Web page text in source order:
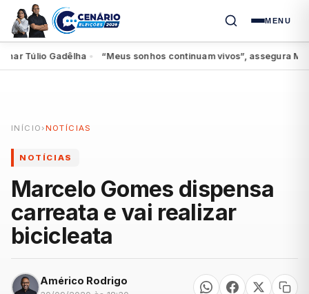
MENU
Túlio Gadêlha● “Meus sonhos continuam vivos”, assegura
INÍCIO › NOTÍCIAS
NOTÍCIAS
Marcelo Gomes dispensa
carreata e vai realizar
bicicleata
Américo Rodrigo